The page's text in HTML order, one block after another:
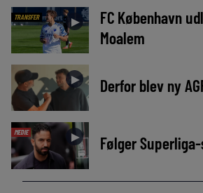
TRANSFER ►
FC København
Moalem
► Derfor blev ny
MEDIE ► Følger